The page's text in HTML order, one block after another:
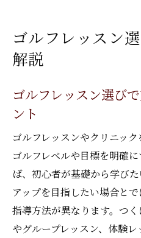
プロ資格保持者に
ゴルフレッスン
データ分析を活か
法
インドア施設で快
講
ゴルフレッスン
解説
ゴルフレッスン選び
ント
ゴルフレッスンやクリニッ
ゴルフレベルや目標を明確
ば、初心者が基礎から学び
アップを目指したい場合と
指導方法が異なります。つ
やグループレッスン、体験